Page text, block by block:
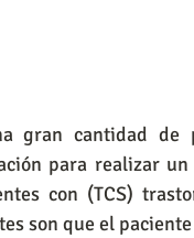
gran cantidad de
para realizar
con (TCS)
son que el